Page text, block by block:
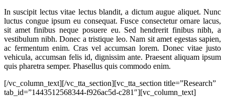
In suscipit lectus vitae lectus blandit, a dictum augue aliquet. Nunc
luctus congue ipsum eu consequat. Fusce consectetur ornare lacus,
sit amet finibus neque posuere eu. Sed hendrerit finibus nibh, a
vestibulum nibh. Donec a tristique leo. Nam sit amet egestas sapien,
ac fermentum enim. Cras vel accumsan lorem. Donec vitae justo
vehicula, accumsan felis id, dignissim ante. Praesent aliquam ipsum
quis pharetra semper. Phasellus quis commodo enim.
[/vc_column_text][/vc_tta_section][vc_tta_section title=”Research”
tab_id=”1443512568344-f926ac5d-c281″][vc_column_text]